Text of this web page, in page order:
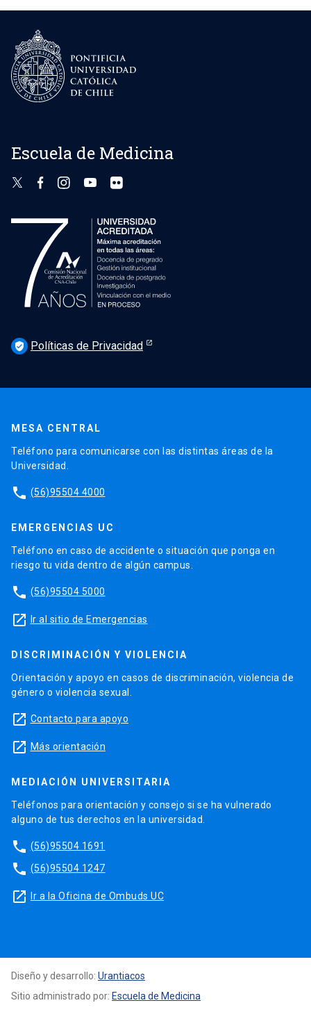
Escuela de Medicina
verified_user Políticas de Privacidad
MESA CENTRAL
Teléfono para comunicarse con las distintas áreas de la
Universidad.
phone (56)95504 4000
EMERGENCIAS UC
Teléfono en caso de accidente o situación que ponga en
riesgo tu vida dentro de algún campus.
phone (56)95504 5000
launch Ir al sitio de Emergencias
DISCRIMINACIÓN Y VIOLENCIA
Orientación y apoyo en casos de discriminación, violencia de
género o violencia sexual.
launch Contacto para apoyo
launch Más orientación
MEDIACIÓN UNIVERSITARIA
Teléfonos para orientación y consejo si se ha vulnerado
alguno de tus derechos en la universidad.
phone (56)95504 1691
phone (56)95504 1247
launch Ir a la Oficina de Ombuds UC
Diseño y desarrollo: Urantiacos
Sitio administrado por: Escuela de Medicina